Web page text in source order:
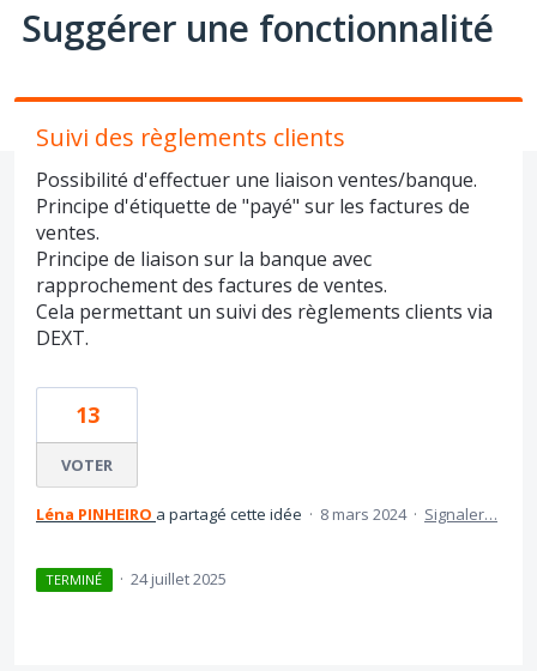
Suggérer une fonctionnalité
Suivi des règlements clients
Possibilité d'effectuer une liaison ventes/banque.
Principe d'étiquette de "payé" sur les factures de
ventes.
Principe de liaison sur la banque avec
rapprochement des factures de ventes.
Cela permettant un suivi des règlements clients via
DEXT.
13
VOTER
Léna PINHEIRO a partagé cette idée · 8 mars 2024 · Signaler…
TERMINÉ · 24 juillet 2025